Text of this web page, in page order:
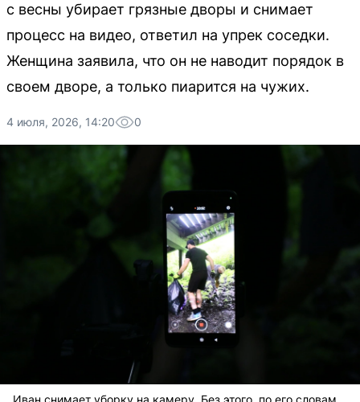
с весны убирает грязные дворы и снимает
процесс на видео, ответил на упрек соседки.
Женщина заявила, что он не наводит порядок в
своем дворе, а только пиарится на чужих.
4 июля, 2026, 14:20 0
Иван снимает уборку на камеру. Без этого, по его словам,